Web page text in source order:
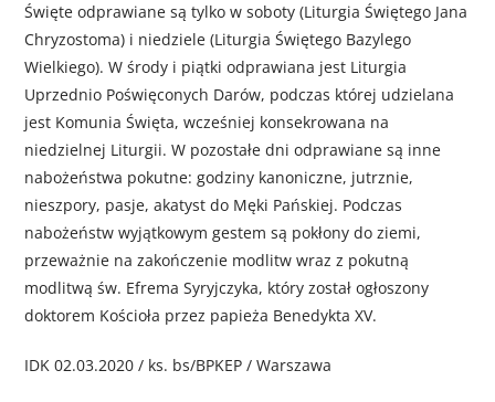
Święte odprawiane są tylko w soboty (Liturgia Świętego Jana
Chryzostoma) i niedziele (Liturgia Świętego Bazylego
Wielkiego). W środy i piątki odprawiana jest Liturgia
Uprzednio Poświęconych Darów, podczas której udzielana
jest Komunia Święta, wcześniej konsekrowana na
niedzielnej Liturgii. W pozostałe dni odprawiane są inne
nabożeństwa pokutne: godziny kanoniczne, jutrznie,
nieszpory, pasje, akatyst do Męki Pańskiej. Podczas
nabożeństw wyjątkowym gestem są pokłony do ziemi,
przeważnie na zakończenie modlitw wraz z pokutną
modlitwą św. Efrema Syryjczyka, który został ogłoszony
doktorem Kościoła przez papieża Benedykta XV.
IDK 02.03.2020 / ks. bs/BPKEP / Warszawa